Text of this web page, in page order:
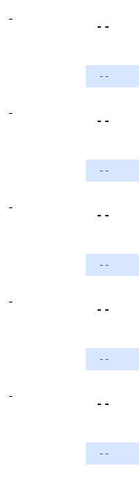
-
- -
- -
-
- -
- -
-
- -
- -
-
- -
- -
-
- -
- -